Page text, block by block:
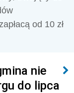
od 10 zł
nie
do lipca